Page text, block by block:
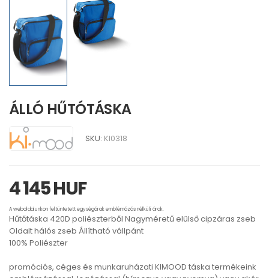
ÁLLÓ HŰTÓTÁSKA
SKU: KI0318
4 145 HUF
A weboldalunkon feltüntetett egységárak emblémázás nélküli árak.
Hűtőtáska 420D poliészterből Nagyméretű elülső cipzáras zseb
Oldalt hálós zseb Állítható vállpánt
100% Poliészter
promóciós, céges és munkaruházati KIMOOD táska termékeink